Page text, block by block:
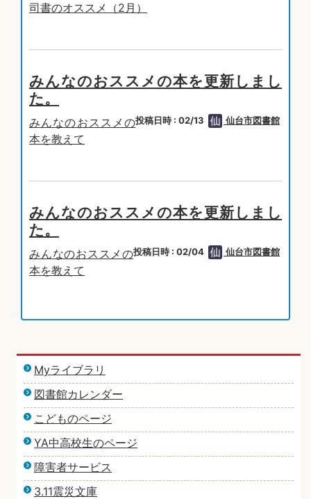
司書のオススメ（2月）
みんなのおススメの本を更新しまし
た。
投稿日時 : 02/13 仙台市図書館
みんなのおススメの
本を教えて
みんなのおススメの本を更新しまし
た。
投稿日時 : 02/04 仙台市図書館
みんなのおススメの
本を教えて
Myライブラリ
図書館カレンダー
こどものページ
YA中高校生のページ
障害者サービス
3.11震災文庫